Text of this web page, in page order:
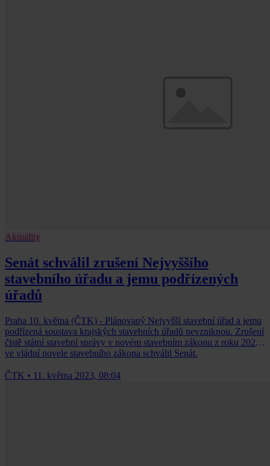
Aktuality
Senát schválil zrušení Nejvyššího
stavebního úřadu a jemu podřízených
úřadů
Praha 10. května (ČTK) - Plánovaný Nejvyšší stavební úřad a jemu
podřízená soustava krajských stavebních úřadů nevzniknou. Zrušení
čistě státní stavební správy v novém stavebním zákonu z roku 2021
ve vládní novele stavebního zákona schválil Senát.
ČTK • 11. května 2023, 08:04